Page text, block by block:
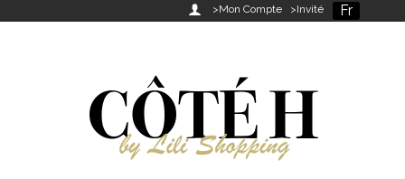
Fr
 >Mon Compte >Invité